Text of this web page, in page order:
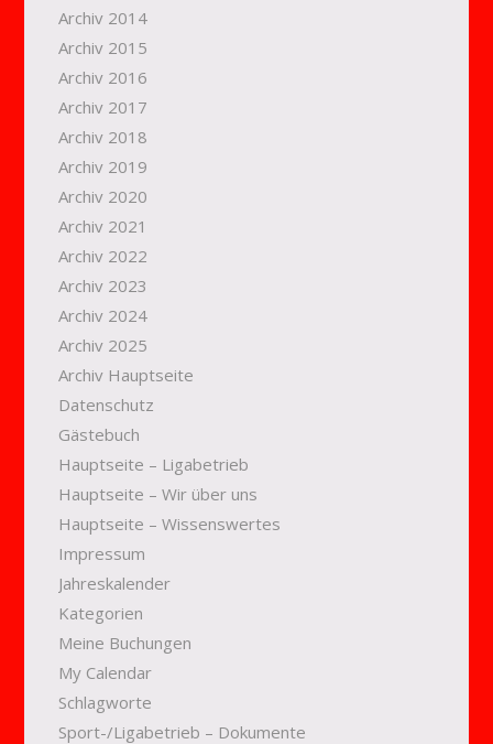
Archiv 2014
Archiv 2015
Archiv 2016
Archiv 2017
Archiv 2018
Archiv 2019
Archiv 2020
Archiv 2021
Archiv 2022
Archiv 2023
Archiv 2024
Archiv 2025
Archiv Hauptseite
Datenschutz
Gästebuch
Hauptseite – Ligabetrieb
Hauptseite – Wir über uns
Hauptseite – Wissenswertes
Impressum
Jahreskalender
Kategorien
Meine Buchungen
My Calendar
Schlagworte
Sport-/Ligabetrieb – Dokumente